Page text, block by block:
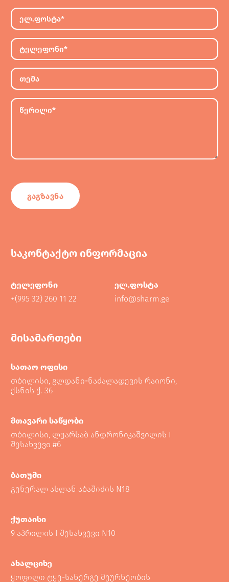
საკონტაქტო ინფორმაცია
ტელეფონი
+(995 32) 260 11 22
ელ.ფოსტა
info@sharm.ge
მისამართები
სათაო ოფისი
თბილისი, გლდანი-ნაძალადევის რაიონი,
ქსნის ქ. 36
მთავარი საწყობი
თბილისი, ლუარსაბ ანდრონიკაშვილის I
შესახვევი #6
ბათუმი
გენერალ ასლან აბაშიძის N18
ქუთაისი
9 აპრილის I შესახვევი N10
ახალციხე
ყოფილი ტყე-სანერგე მეურნეობის